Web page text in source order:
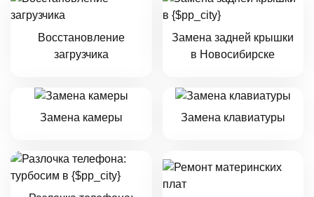
Восстановление
загрузчика
Замена задней крышки
в Новосибирске
Замена камеры Замена клавиатуры